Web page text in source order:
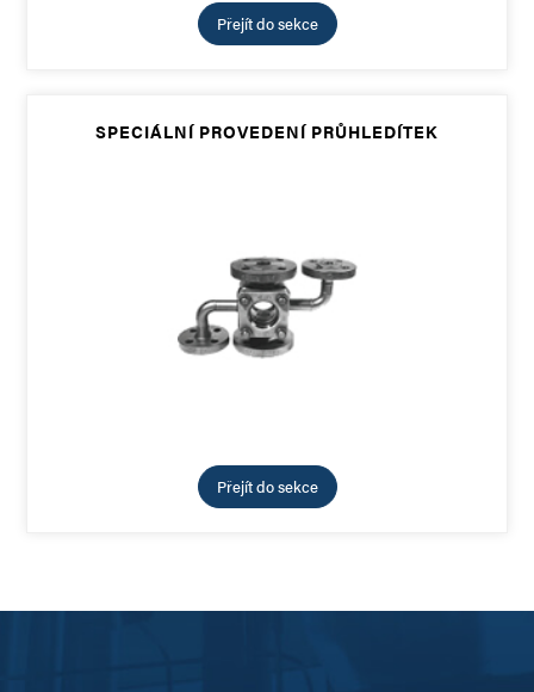
Přejít do sekce
SPECIÁLNÍ PROVEDENÍ PRŮHLEDÍTEK
Přejít do sekce